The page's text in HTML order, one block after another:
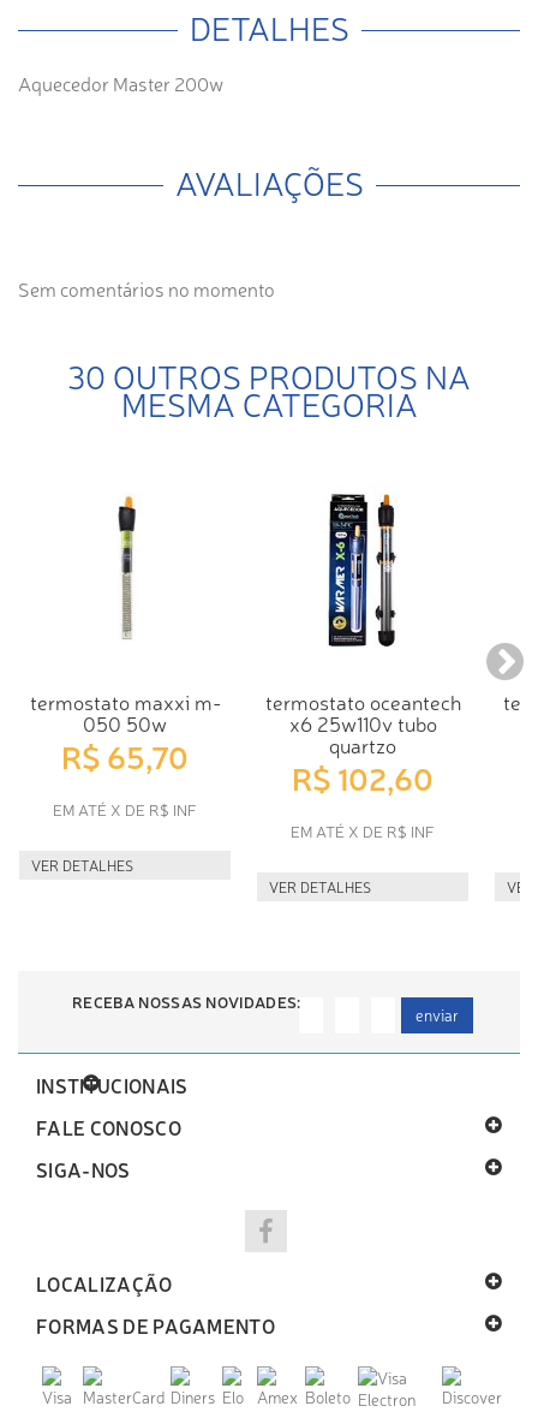
DETALHES
Aquecedor Master 200w
AVALIAÇÕES
Sem comentários no momento
30 OUTROS PRODUTOS NA
MESMA CATEGORIA
termostato maxxi m-
050 50w
R$ 65,70
EM ATÉ X DE R$ INF
VER DETALHES
termostato oceantech
x6 25w110v tubo
quartzo
R$ 102,60
EM ATÉ X DE R$ INF
VER DETALHES VER
RECEBA NOSSAS NOVIDADES:
enviar
INSTITUCIONAIS
FALE CONOSCO
SIGA-NOS
LOCALIZAÇÃO
FORMAS DE PAGAMENTO